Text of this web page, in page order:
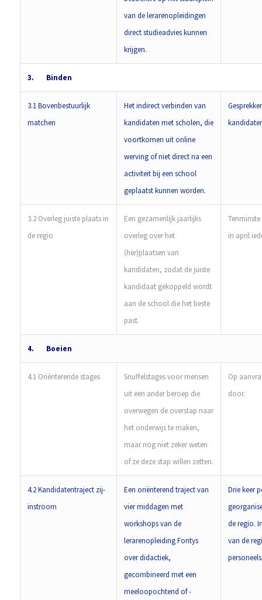
van de lerarenopleidingen
direct studieadvies kunnen
krijgen.
3. Binden
3.1 Bovenbestuurlijk
matchen
Het indirect verbinden van
kandidaten met scholen, die
voortkomen uit online
werving of niet direct na een
activiteit bij een school
geplaatst kunnen worden.
3.2 Overleg juiste plaats in
de regio
Een gezamenlijk jaarlijks
overleg over het
(her)plaatsen van
kandidaten, zodat de juiste
kandidaat gekoppeld wordt
aan de school die het beste
past.
in april
4. Boeien
4.1 Oriënterende stages
Snuffelstages voor mensen
uit een ander beroep die
overwegen de overstap naar
het onderwijs te maken,
maar nog niet zeker weten
of ze deze stap willen zetten.
Op
door.
4.2 Kandidatentraject zij-
instroom
Een oriënterend traject van
vier middagen met
workshops van de
lerarenopleiding Fontys
over didactiek,
gecombineerd met een
meeloopochtend of -
Drie keer
de regio.
van de